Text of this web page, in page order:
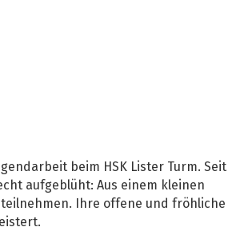
beim HSK Lister Turm. Seit
aufgeblüht: Aus einem kleinen
Ihre offene und fröhliche